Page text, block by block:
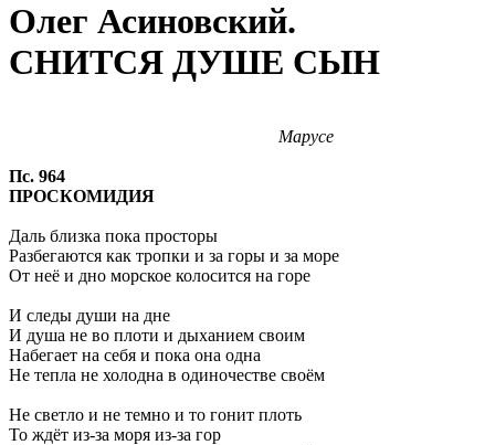
Олег Асиновский.
СНИТСЯ ДУШЕ СЫН
Марусе
Пс. 964
ПРОСКОМИДИЯ
Даль близка пока просторы
Разбегаются как тропки и за горы и за море
От неё и дно морское колосится на горе
И следы души на дне
И душа не во плоти и дыханием своим
Набегает на себя и пока она одна
Не тепла не холодна в одиночестве своём
Не светло и не темно и то гонит плоть
То ждёт из-за моря из-за гор